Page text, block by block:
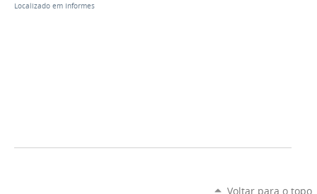
Localizado em Informes
Voltar para o topo